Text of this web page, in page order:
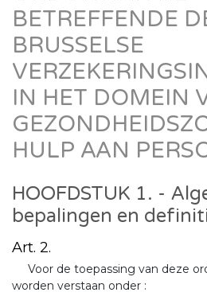
BETREFFENDE
BRUSSELSE
IN HET DOMEIN
HULP AAN
HOOFDSTUK 1. -
bepalingen en
Art. 2.
Voor de toepassing van deze
worden verstaan onder :